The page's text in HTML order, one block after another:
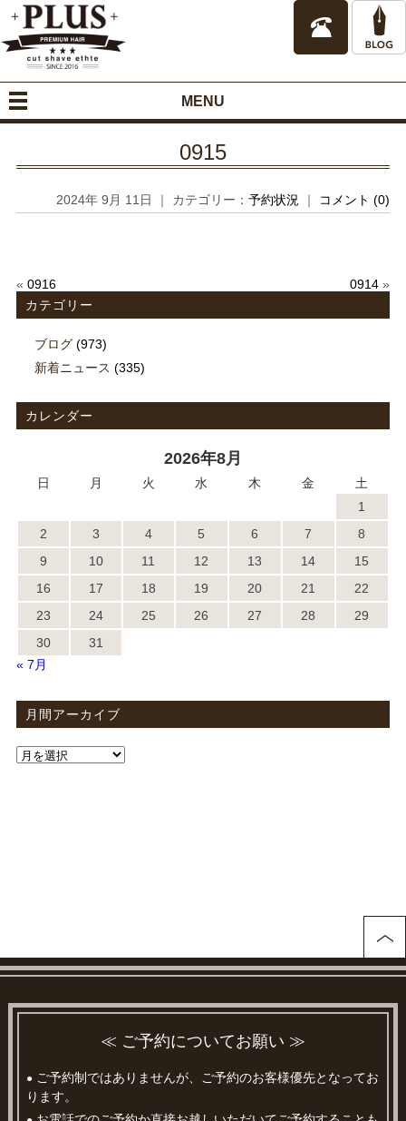
MENU
0915
2024年 9月 11日 ｜ カテゴリー：予約状況 ｜ コメント (0)
« 0916 0914 »
カテゴリー
ブログ(973)
新着ニュース (335)
カレンダー
2026年8月
日 月 火 水 木 金
土
1
2
3 4 5 6 7
8
9
10 11 12 13 14
15
16
17 18 19 20 21
22
23
24 25 26 27 28
29
30
31
« 7月
月間アーカイブ
≪ ご予約についてお願い ≫
● ご予約制ではありませんが、ご予約のお客様優先となってお
ります。